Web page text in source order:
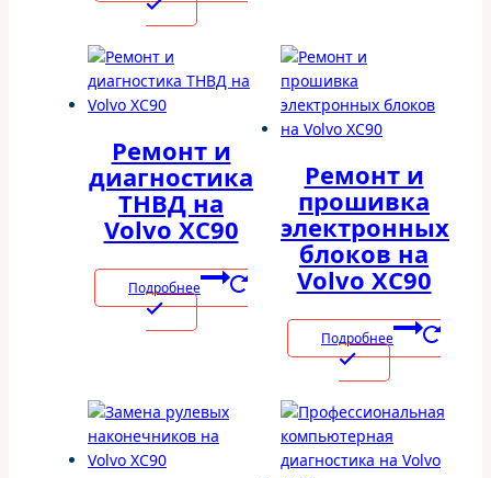
Ремонт и
диагностика
ТНВД на
Volvo XC90
Подробнее
Ремонт и
прошивка
электронных
блоков на
Volvo XC90
Подробнее